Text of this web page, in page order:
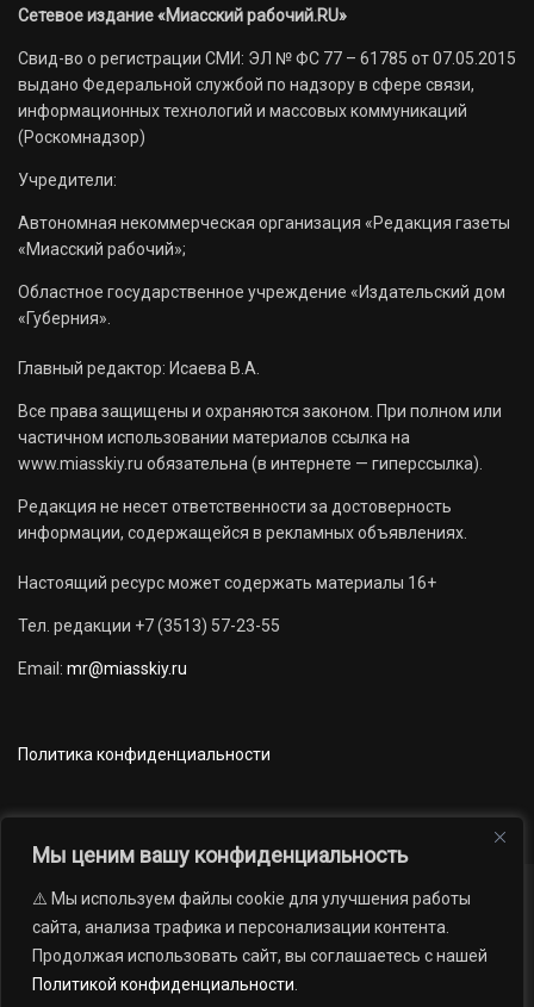
Мы ценим вашу конфиденциальность
⚠️ Мы используем файлы cookie для улучшения работы
сайта, анализа трафика и персонализации контента.
Продолжая использовать сайт, вы соглашаетесь с нашей
Политикой конфиденциальности
Сетевое издание «Миасский рабочий.RU»
Свид-во о регистрации СМИ: ЭЛ № ФС 77 – 61785 от 07.05.2015
выдано Федеральной службой по надзору в сфере связи,
информационных технологий и массовых коммуникаций
(Роскомнадзор)
Учредители:
Автономная некоммерческая организация «Редакция газеты
«Миасский рабочий»;
Областное государственное учреждение «Издательский дом
«Губерния».
Главный редактор: Исаева В.А.
Все права защищены и охраняются законом. При полном или
частичном использовании материалов ссылка на
www.miasskiy.ru обязательна (в интернете — гиперссылка).
Редакция не несет ответственности за достоверность
информации, содержащейся в рекламных объявлениях.
Настоящий ресурс может содержать материалы 16+
Тел. редакции +7 (3513) 57-23-55
Email: mr@miasskiy.ru
Политика конфиденциальности
Новости Наши проекты
Официально
АРХИВ
16+
газеты «Миасский рабочий»; Областное государственное учреждение